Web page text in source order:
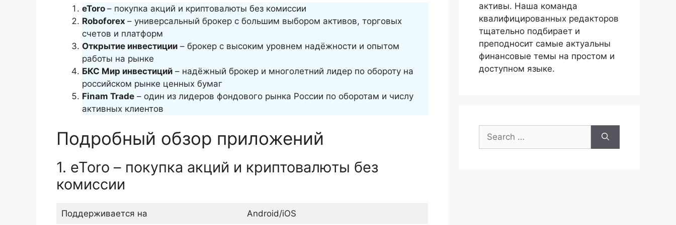
eToro – покупка акций и криптовалюты без комиссии
Roboforex – универсальный брокер с большим выбором активов, торговых
счетов и платформ
Открытие инвестиции – брокер с высоким уровнем надёжности и опытом
работы на рынке
БКС Мир инвестиций – надёжный брокер и многолетний лидер по обороту на
российском рынке ценных бумаг
Finam Trade – один из лидеров фондового рынка России по оборотам и числу
активных клиентов
Подробный обзор приложений
1. eToro – покупка акций и криптовалюты без
комиссии
Поддерживается на Android/iOS
активы. Наша команда
квалифицированных редакторов
тщательно подбирает и
преподносит самые актуальны
финансовые темы на простом и
доступном языке.
for: